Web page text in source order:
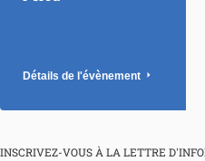
Détails de l'évènement
INSCRIVEZ-VOUS À LA LETTRE